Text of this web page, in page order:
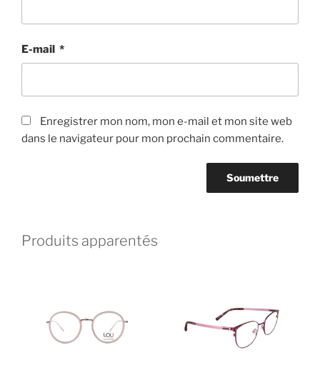
E-mail *
Enregistrer mon nom, mon e-mail et mon site web
dans le navigateur pour mon prochain commentaire.
Produits apparentés